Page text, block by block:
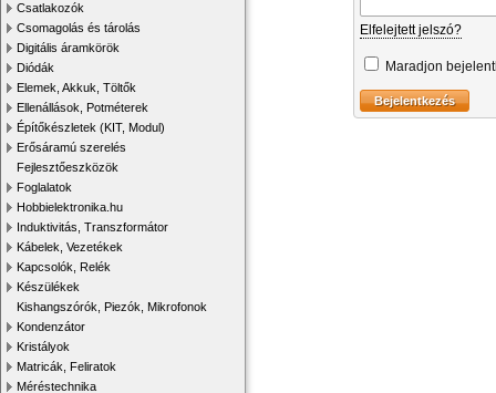
Csatlakozók
Csomagolás és tárolás
Digitális áramkörök
Diódák
Elemek, Akkuk, Töltők
Ellenállások, Potméterek
Építőkészletek (KIT, Modul)
Erősáramú szerelés
Fejlesztőeszközök
Foglalatok
Hobbielektronika.hu
Induktivitás, Transzformátor
Kábelek, Vezetékek
Kapcsolók, Relék
Készülékek
Kishangszórók, Piezók, Mikrofonok
Kondenzátor
Kristályok
Matricák, Feliratok
Méréstechnika
Elfelejtett jelszó?
Maradjon